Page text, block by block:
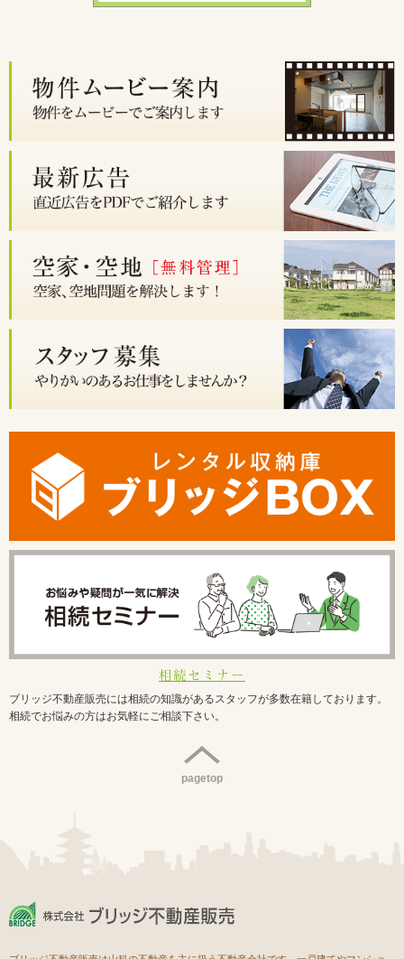
相続セミナー
ブリッジ不動産販売には相続の知識があるスタッフが多数在籍しております。
相続でお悩みの方はお気軽にご相談下さい。
pagetop